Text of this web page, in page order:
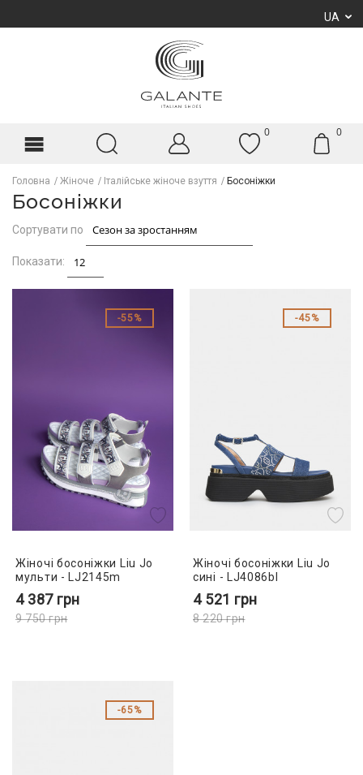
UA
0 0
Головна Жіноче Італійське жіноче взуття Босоніжки
Босоніжки
Сортувати по
Показати:
55%
Жіночі босоніжки Liu Jo
мульти - LJ2145m
4 387 грн
9 750грн
45%
Жіночі босоніжки Liu Jo
сині - LJ4086bl
4 521 грн
8 220грн
65%